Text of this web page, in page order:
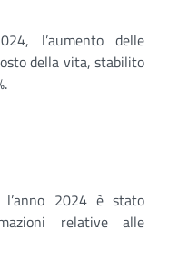
l’aumento delle
della vita, stabilito
2024 è stato
relative alle